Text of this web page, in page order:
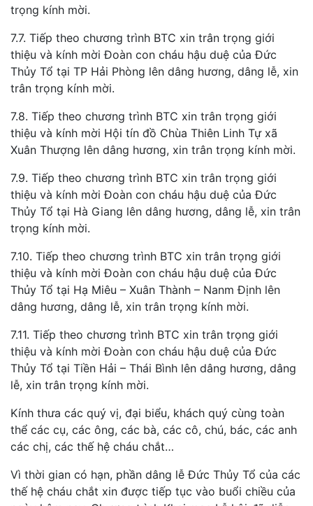
trọng kính mời.
7.7. Tiếp theo chương trình BTC xin trân trọng giới
thiệu và kính mời Đoàn con cháu hậu duệ của Đức
Thủy Tổ tại TP Hải Phòng lên dâng hương, dâng lễ, xin
trân trọng kính mời.
7.8. Tiếp theo chương trình BTC xin trân trọng giới
thiệu và kính mời Hội tín đồ Chùa Thiên Linh Tự xã
Xuân Thượng lên dâng hương, xin trân trọng kính mời.
7.9. Tiếp theo chương trình BTC xin trân trọng giới
thiệu và kính mời Đoàn con cháu hậu duệ của Đức
Thủy Tổ tại Hà Giang lên dâng hương, dâng lễ, xin trân
trọng kính mời.
7.10. Tiếp theo chương trình BTC xin trân trọng giới
thiệu và kính mời Đoàn con cháu hậu duệ của Đức
Thủy Tổ tại Hạ Miêu – Xuân Thành – Nanm Định lên
dâng hương, dâng lễ, xin trân trọng kính mời.
7.11. Tiếp theo chương trình BTC xin trân trọng giới
thiệu và kính mời Đoàn con cháu hậu duệ của Đức
Thủy Tổ tại Tiền Hải – Thái Bình lên dâng hương, dâng
lễ, xin trân trọng kính mời.
Kính thưa các quý vị, đại biểu, khách quý cùng toàn
thể các cụ, các ông, các bà, các cô, chú, bác, các anh
các chị, các thế hệ cháu chắt…
Vì thời gian có hạn, phần dâng lễ Đức Thủy Tổ của các
thế hệ cháu chắt xin được tiếp tục vào buổi chiều của